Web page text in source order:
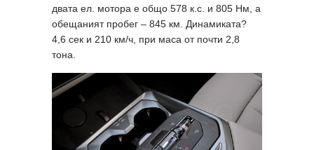
двата ел. мотора е общо 578 к.с. и 805 Нм, а
обещаният пробег – 845 км. Динамиката?
4,6 сек и 210 км/ч, при маса от почти 2,8
тона.